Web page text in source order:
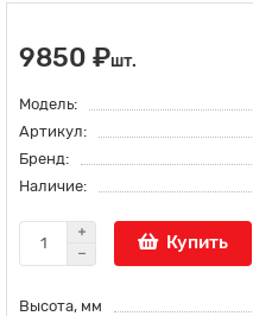
9850 ₽шт.
Модель:
Артикул:
Бренд:
Наличие:
Купить
Высота, мм